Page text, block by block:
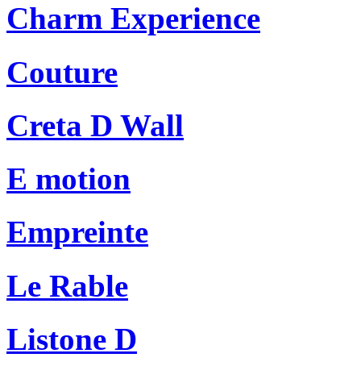
Charm Experience
Couture
Creta D Wall
E motion
Empreinte
Le Rable
Listone D